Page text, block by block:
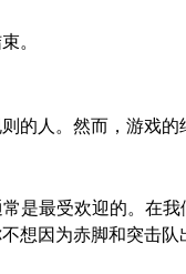
。
的人。然而，游戏的
是最受欢迎的。在我
想因为赤脚和突击队